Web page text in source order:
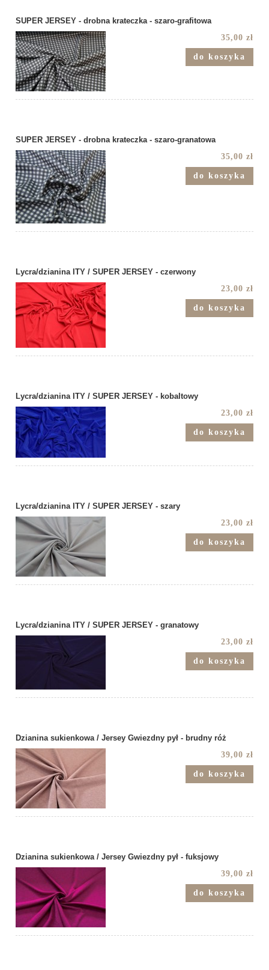
SUPER JERSEY - drobna krateczka - szaro-grafitowa
35,00 zł
do koszyka
SUPER JERSEY - drobna krateczka - szaro-granatowa
35,00 zł
do koszyka
Lycra/dzianina ITY / SUPER JERSEY - czerwony
23,00 zł
do koszyka
Lycra/dzianina ITY / SUPER JERSEY - kobaltowy
23,00 zł
do koszyka
Lycra/dzianina ITY / SUPER JERSEY - szary
23,00 zł
do koszyka
Lycra/dzianina ITY / SUPER JERSEY - granatowy
23,00 zł
do koszyka
Dzianina sukienkowa / Jersey Gwiezdny pył - brudny róż
39,00 zł
do koszyka
Dzianina sukienkowa / Jersey Gwiezdny pył - fuksjowy
39,00 zł
do koszyka